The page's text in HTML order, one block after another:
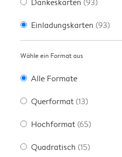
Dankeskarten (93)
Einladungskarten (93)
Wähle ein Format aus
Alle Formate
Querformat (13)
Hochformat (65)
Quadratisch (15)